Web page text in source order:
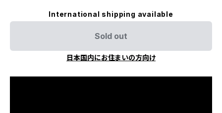
International shipping available
Sold out
日本国内にお住まいの方向け